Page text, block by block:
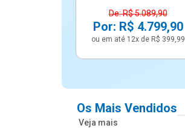
De: R$ 5.089,90
Por: R$ 4.799,90
ou em até 12x de R$ 399,99
Os Mais Vendidos
Veja mais